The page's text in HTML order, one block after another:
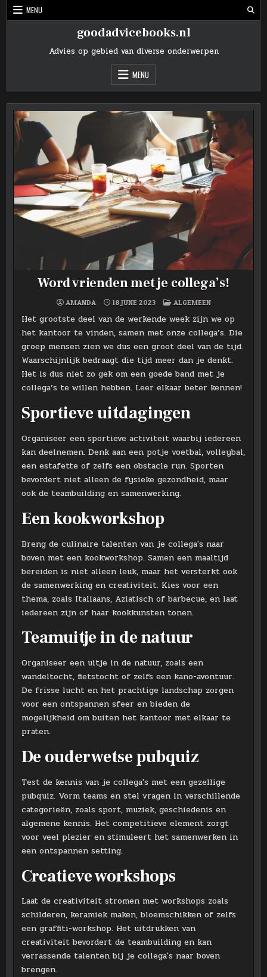
Skip
to
MENU
goodadvicebooks.nl
Advies op gebied van diverse onderwerpen
MENU
Word vrienden met je collega’s!
AMANDA 18 JUNE 2023
POSTED
ALGEMEEN
Het grootste deel van de werkende week zijn we op
het kantoor te vinden, samen met onze collega’s. Die
groep mensen zien we dus een groot deel van de tijd.
Waarschijnlijk bedraagt die tijd meer dan je denkt.
Het is dus niet zo gek om een goede band met je
collega’s te willen hebben. Leer elkaar beter kennen!
Sportieve uitdagingen
Organiseer een sportieve activiteit waarbij iedereen
kan deelnemen. Denk aan een potje voetbal, volleybal,
een estafette of zelfs een obstacle run. Sporten
bevordert niet alleen de fysieke gezondheid, maar
ook de teambuilding en samenwerking.
Een kookworkshop
Breng de culinaire talenten van je collega's naar
boven met een kookworkshop. Samen een maaltijd
bereiden is niet alleen leuk, maar het versterkt ook
de samenwerking en creativiteit. Kies voor een
thema, zoals Italiaans, Aziatisch of barbecue, en laat
iedereen zijn of haar kookkunsten tonen.
Teamuitje in de natuur
Organiseer een uitje in de natuur, zoals een
wandeltocht, fietstocht of zelfs een kano-avontuur.
De frisse lucht en het prachtige landschap zorgen
voor een ontspannen sfeer en bieden de
mogelijkheid om buiten het kantoor met elkaar te
praten.
De ouderwetse pubquiz
Test de kennis van je collega's met een gezellige
pubquiz. Vorm teams en stel vragen in verschillende
categorieën, zoals sport, muziek, geschiedenis en
algemene kennis. Het competitieve element zorgt
voor veel plezier en stimuleert het samenwerken in
een ontspannen setting.
Creatieve workshops
Laat de creativiteit stromen met workshops zoals
schilderen, keramiek maken, bloemschikken of zelfs
een graffiti-workshop. Het uitdrukken van
creativiteit bevordert de teambuilding en kan
verrassende talenten bij je collega's naar boven
brengen.